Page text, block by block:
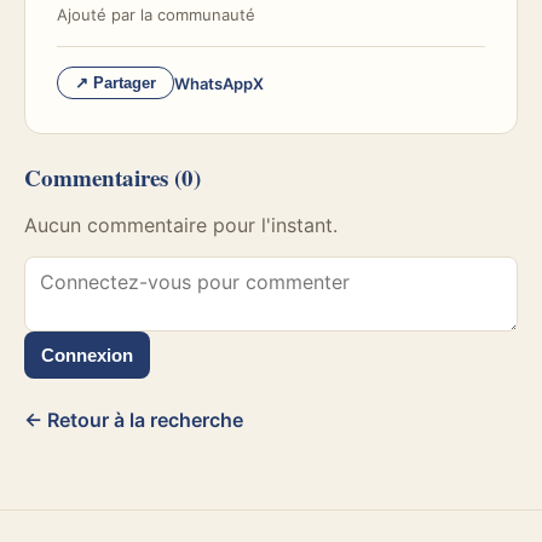
Ajouté par la communauté
↗ Partager WhatsAppX
Commentaires (0)
Aucun commentaire pour l'instant.
Connexion
← Retour à la recherche